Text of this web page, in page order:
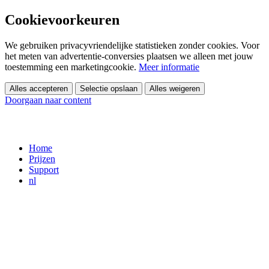
Cookievoorkeuren
We gebruiken privacyvriendelijke statistieken zonder cookies. Voor
het meten van advertentie-conversies plaatsen we alleen met jouw
toestemming een marketingcookie. Meer informatie
Alles accepteren Selectie opslaan Alles weigeren
Doorgaan naar content
Home
Prijzen
Support
nl